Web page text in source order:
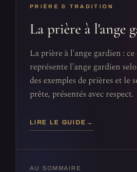
PRIÈRE & TRADITION
La prière à l'ange
La prière à l'ange gardien : ce
représente l'ange gardien
des exemples de prières et le
prête, présentés avec respect.
LIRE LE GUIDE →
AU SOMMAIRE